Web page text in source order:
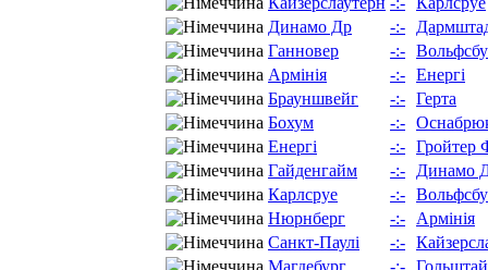
Динамо Др
-:-
Ганновер
-:-
Армінія
-:- Енергі
Брауншвейг
-:- Герта
Бохум
-:-
Енергі
-:- Гройтер
Гайденгайм
-:-
Динамо
Карлсруе
-:-
Нюрнберг
-:-
Армінія
Санкт-Паулі
-:-
Магдебург
-:-